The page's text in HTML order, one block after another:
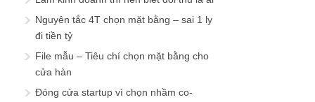
Nguyên tắc 4T chọn mặt bằng – sai 1 ly
đi tiền tỷ
File mẫu – Tiêu chí chọn mặt bằng cho
cửa hàn
Đóng cửa startup vì chọn nhầm co-